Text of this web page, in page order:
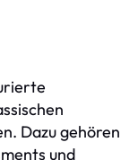
Dazu gehören
und